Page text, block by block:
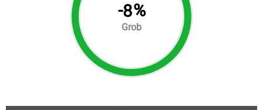
-8%
Grob